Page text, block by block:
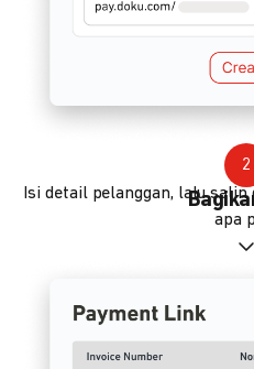
2
Isi detail pelanggan, lalu
apa